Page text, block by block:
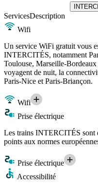
ServicesDescription
Wifi
Un service WiFi gratuit vous
INTERCITÉS, notamment
Toulouse, Marseille-
voyagent de nuit, la
Paris-Nice et Paris-Briançon.
Wifi
Prise électrique
Les trains INTERCITÉS sont
points aux normes
Prise électrique
Accessibilité